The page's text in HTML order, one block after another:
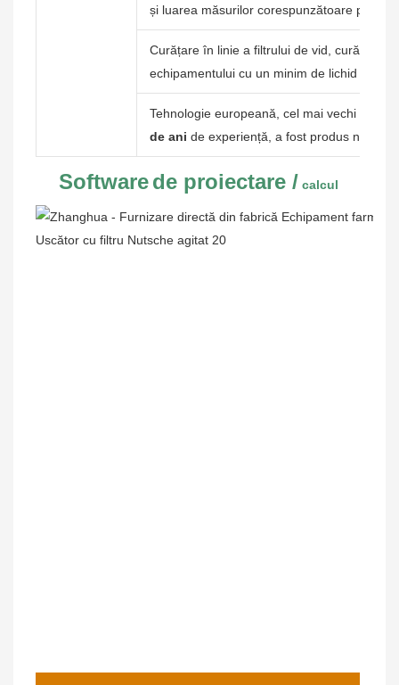
și luarea măsurilor corespunzătoare
Curățare în linie a filtrului de vid, curățare
echipamentului cu un minim de lichid de
Tehnologie europeană, cel mai vechi
de ani de experiență, a fost produs nu mai
Softwarede proiectare / calcul